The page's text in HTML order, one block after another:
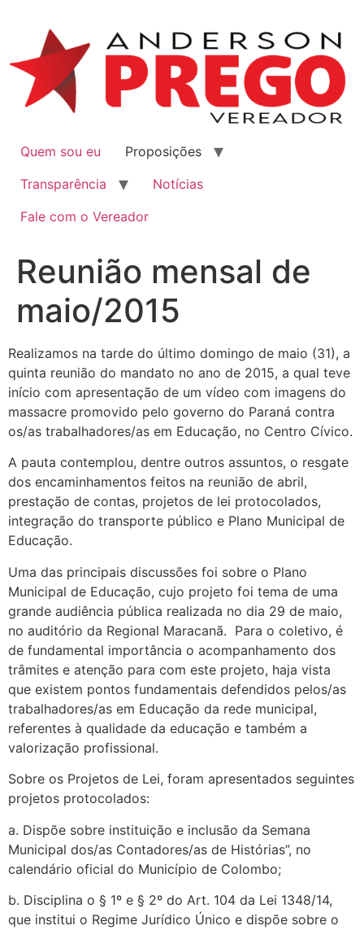
Quem sou eu
Proposições
Transparência
Notícias
Fale com o Vereador
Reunião mensal de
maio/2015
Realizamos na tarde do último domingo de maio (31), a
quinta reunião do mandato no ano de 2015, a qual teve
início com apresentação de um vídeo com imagens do
massacre promovido pelo governo do Paraná contra
os/as trabalhadores/as em Educação, no Centro Cívico.
A pauta contemplou, dentre outros assuntos, o resgate
dos encaminhamentos feitos na reunião de abril,
prestação de contas, projetos de lei protocolados,
integração do transporte público e Plano Municipal de
Educação.
Uma das principais discussões foi sobre o Plano
Municipal de Educação, cujo projeto foi tema de uma
grande audiência pública realizada no dia 29 de maio,
no auditório da Regional Maracanã. Para o coletivo, é
de fundamental importância o acompanhamento dos
trâmites e atenção para com este projeto, haja vista
que existem pontos fundamentais defendidos pelos/as
trabalhadores/as em Educação da rede municipal,
referentes à qualidade da educação e também a
valorização profissional.
Sobre os Projetos de Lei, foram apresentados seguintes
projetos protocolados:
a. Dispõe sobre instituição e inclusão da Semana
Municipal dos/as Contadores/as de Histórias”, no
calendário oficial do Município de Colombo;
b. Disciplina o § 1º e § 2º do Art. 104 da Lei 1348/14,
que institui o Regime Jurídico Único e dispõe sobre o